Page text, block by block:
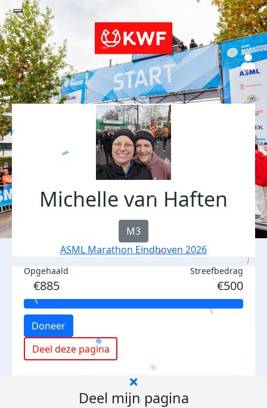
Michelle van Haften
M3
ASML Marathon Eindhoven 2026
Opgehaald
€885
Streefbedrag
€500
Doneer
Deel deze pagina
Deel mijn pagina